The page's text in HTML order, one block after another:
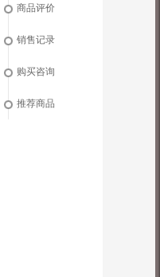
商品评价
销售记录
购买咨询
推荐商品